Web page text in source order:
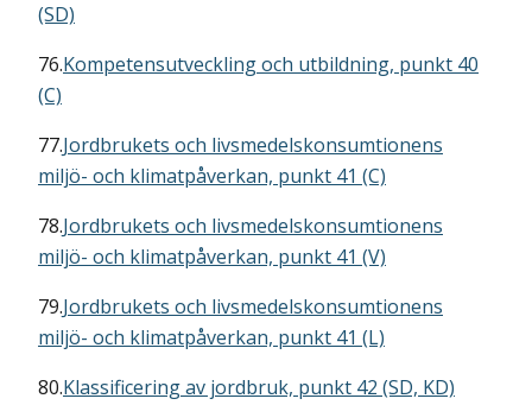
(SD)
76.Kompetensutveckling och utbildning, punkt 40
(C)
77.Jordbrukets och livsmedelskonsumtionens
miljö- och klimatpåverkan, punkt 41 (C)
78.Jordbrukets och livsmedelskonsumtionens
miljö- och klimatpåverkan, punkt 41 (V)
79.Jordbrukets och livsmedelskonsumtionens
miljö- och klimatpåverkan, punkt 41 (L)
80.Klassificering av jordbruk, punkt 42 (SD, KD)